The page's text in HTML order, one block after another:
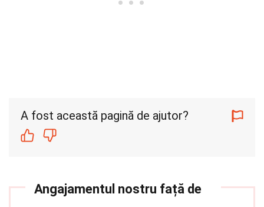
A fost această pagină de ajutor?
Angajamentul nostru față de